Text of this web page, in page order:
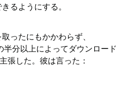
るようにする。
ったにもかかわらず、
分以上によってダウンロード
張した。彼は言った：